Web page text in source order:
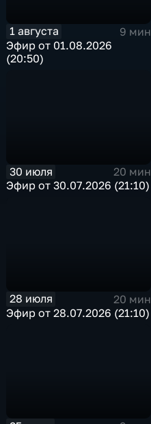
1 августа
9 мин
Эфир от 01.08.2026
(20:50)
30 июля
20 мин
Эфир от 30.07.2026 (21:10)
28 июля
20 мин
Эфир от 28.07.2026 (21:10)